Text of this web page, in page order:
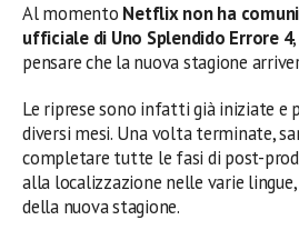
Al momento Netflix non ha
ufficiale di Uno Splendido Errore 4
pensare che la nuova stagione
Le riprese sono infatti già iniziate e
diversi mesi. Una volta terminate,
completare tutte le fasi di post-
alla localizzazione nelle varie
della nuova stagione.